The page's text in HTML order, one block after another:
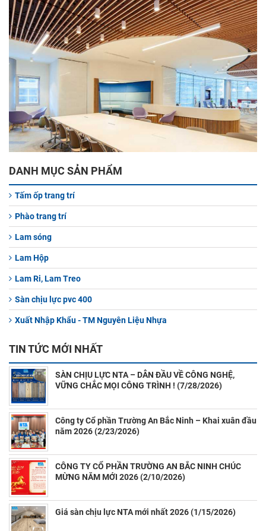
DANH MỤC SẢN PHẨM
Tấm ốp trang trí
Phào trang trí
Lam sóng
Lam Hộp
Lam Ri, Lam Treo
Sàn chịu lực pvc 400
Xuất Nhập Khẩu - TM Nguyên Liệu Nhựa
TIN TỨC MỚI NHẤT
SÀN CHỊU LỰC NTA – DẪN ĐẦU VỀ CÔNG NGHỆ,
VỮNG CHẮC MỌI CÔNG TRÌNH ! (7/28/2026)
Công ty Cổ phần Trường An Bắc Ninh – Khai xuân đầu
năm 2026 (2/23/2026)
CÔNG TY CỔ PHẦN TRƯỜNG AN BẮC NINH CHÚC
MỪNG NĂM MỚI 2026 (2/10/2026)
Giá sàn chịu lực NTA mới nhất 2026 (1/15/2026)